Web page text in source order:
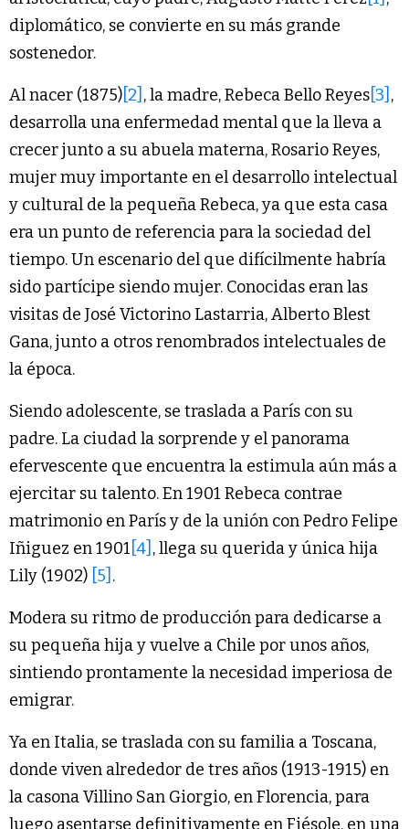
diplomático, se convierte en su más grande
sostenedor.
Al nacer (1875) [2] , la madre, Rebeca Bello Reyes [3] ,
desarrolla una enfermedad mental que la lleva a
crecer junto a su abuela materna, Rosario Reyes,
mujer muy importante en el desarrollo intelectual
y cultural de la pequeña Rebeca, ya que esta casa
era un punto de referencia para la sociedad del
tiempo. Un escenario del que difícilmente habría
sido partícipe siendo mujer. Conocidas eran las
visitas de José Victorino Lastarria, Alberto Blest
Gana, junto a otros renombrados intelectuales de
la época.
Siendo adolescente, se traslada a París con su
padre. La ciudad la sorprende y el panorama
efervescente que encuentra la estimula aún más a
ejercitar su talento. En 1901 Rebeca contrae
matrimonio en París y de la unión con Pedro Felipe
Iñiguez en 1901 [4] , llega su querida y única hija
Lily (1902) [5] .
Modera su ritmo de producción para dedicarse a
su pequeña hija y vuelve a Chile por unos años,
sintiendo prontamente la necesidad imperiosa de
emigrar.
Ya en Italia, se traslada con su familia a Toscana,
donde viven alrededor de tres años (1913-1915) en
la casona Villino San Giorgio, en Florencia, para
luego asentarse definitivamente en Fiésole, en una